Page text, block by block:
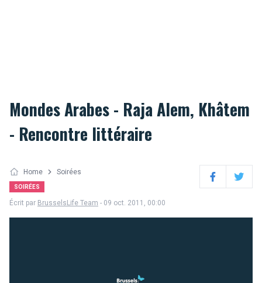
Mondes Arabes - Raja Alem, Khâtem
- Rencontre littéraire
Home Soirées
SOIRÉES FacebookTwitter
Écrit par BrusselsLife Team - 09 oct. 2011, 00:00